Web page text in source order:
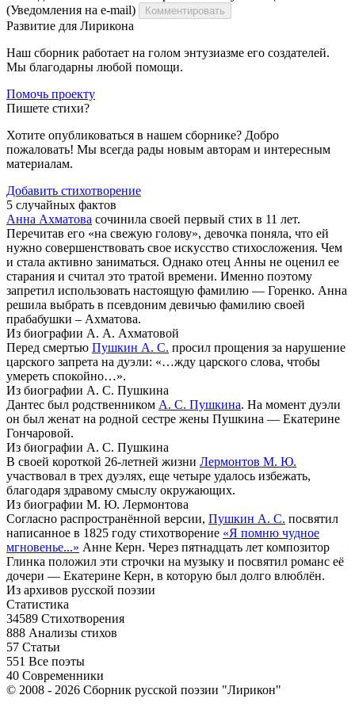
(Уведомления на e-mail)
Комментировать
Развитие для Лирикона
Наш сборник работает на голом энтузиазме его создателей.
Мы благодарны любой помощи.
Помочь проекту
Пишете стихи?
Хотите опубликоваться в нашем сборнике? Добро
пожаловать! Мы всегда рады новым авторам и интересным
материалам.
Добавить стихотворение
5 случайных фактов
Анна Ахматова сочинила своей первый стих в 11 лет.
Перечитав его «на свежую голову», девочка поняла, что ей
нужно совершенствовать свое искусство стихосложения. Чем
и стала активно заниматься. Однако отец Анны не оценил ее
старания и считал это тратой времени. Именно поэтому
запретил использовать настоящую фамилию — Горенко. Анна
решила выбрать в псевдоним девичью фамилию своей
прабабушки – Ахматова.
Из биографии А. А. Ахматовой
Перед смертью Пушкин А. С. просил прощения за нарушение
царского запрета на дуэли: «…жду царского слова, чтобы
умереть спокойно…».
Из биографии А. С. Пушкина
Дантес был родственником А. С. Пушкина. На момент дуэли
он был женат на родной сестре жены Пушкина — Екатерине
Гончаровой.
Из биографии А. С. Пушкина
В своей короткой 26-летней жизни Лермонтов М. Ю.
участвовал в трех дуэлях, еще четыре удалось избежать,
благодаря здравому смыслу окружающих.
Из биографии М. Ю. Лермонтова
Согласно распространённой версии, Пушкин А. С. посвятил
написанное в 1825 году стихотворение «Я помню чудное
мгновенье...» Анне Керн. Через пятнадцать лет композитор
Глинка положил эти строчки на музыку и посвятил романс её
дочери — Екатерине Керн, в которую был долго влюблён.
Из архивов русской поэзии
Статистика
34589 Стихотворения
888 Анализы стихов
57 Статьи
551 Все поэты
40 Современники
© 2008 - 2026 Сборник русской поэзии "Лирикон"